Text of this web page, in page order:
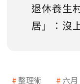
退休養生
居」：沒
整理術 六月